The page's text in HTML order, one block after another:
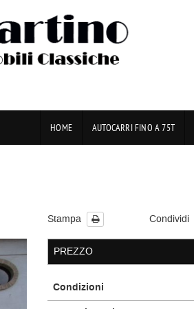
HOME AUTOCARRI FINO A 75T
Stampa Condividi
PREZZO
Condizioni